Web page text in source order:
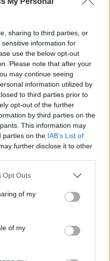
sharing to third parties, or
information for
use the below opt-out
Please note that after your
may continue seeing
information utilized by
to third parties prior to
opt-out of the further
by third parties on the
This information may
parties on the IAB’s List of
further disclose it to other
Opt Outs
of my
of my
Volkswagen e-
1 hozzászólás
– a sportosan